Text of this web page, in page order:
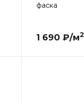
фаска
1 690 ₽/м2